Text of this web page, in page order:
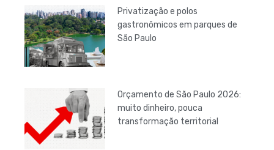
Privatização e polos
gastronômicos em parques de
São Paulo
Orçamento de São Paulo 2026:
muito dinheiro, pouca
transformação territorial